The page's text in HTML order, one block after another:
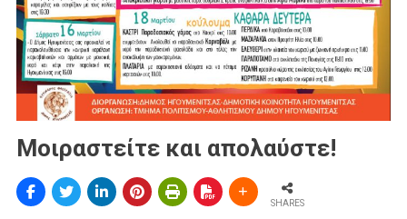
Μοιραστείτε και απολαύστε!
SHARES